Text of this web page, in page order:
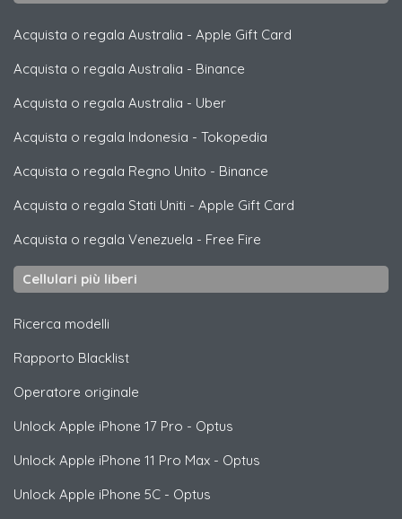
Acquista o regala Australia - Apple Gift Card
Acquista o regala Australia - Binance
Acquista o regala Australia - Uber
Acquista o regala Indonesia - Tokopedia
Acquista o regala Regno Unito - Binance
Acquista o regala Stati Uniti - Apple Gift Card
Acquista o regala Venezuela - Free Fire
Cellulari più liberi
Ricerca modelli
Rapporto Blacklist
Operatore originale
Unlock Apple iPhone 17 Pro - Optus
Unlock Apple iPhone 11 Pro Max - Optus
Unlock Apple iPhone 5C - Optus